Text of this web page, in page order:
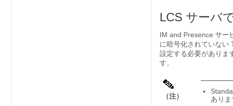
LCS サーバ
IM and Presence サー
に暗号化されていない
設定する必要がありま
す。
（注）
ありま